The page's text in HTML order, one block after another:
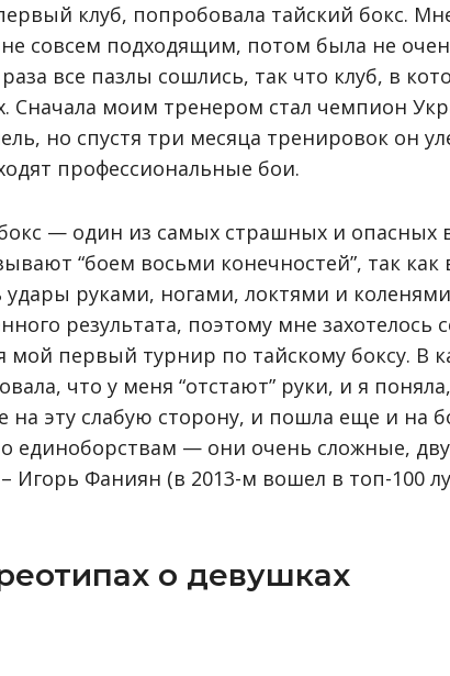
клуб, попробовала тайский бокс.
совсем подходящим, потом была не
раза все пазлы сошлись, так что клуб, в
Сначала моим тренером стал чемпион
но спустя три месяца тренировок он
профессиональные бои.
— один из самых страшных и опасных
“боем восьми конечностей”, так
удары руками, ногами, локтями и
результата, поэтому мне захотелось
мой первый турнир по тайскому боксу. В
что у меня “отстают” руки, и я
на эту слабую сторону, и пошла еще и на
единоборствам — они очень сложные,
Игорь Фаниян (в 2013-м вошел в топ-100
о девушках